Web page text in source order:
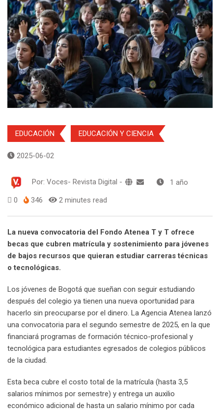
EDUCACIÓN EDUCACIÓN Y CIENCIA
2025-06-02
Por: Voces- Revista Digital - 1 año
0 346 2 minutes read
La nueva convocatoria del Fondo Atenea T y T ofrece
becas que cubren matrícula y sostenimiento para jóvenes
de bajos recursos que quieran estudiar carreras técnicas
o tecnológicas.
Los jóvenes de Bogotá que sueñan con seguir estudiando
después del colegio ya tienen una nueva oportunidad para
hacerlo sin preocuparse por el dinero. La Agencia Atenea lanzó
una convocatoria para el segundo semestre de 2025, en la que
financiará programas de formación técnico-profesional y
tecnológica para estudiantes egresados de colegios públicos
de la ciudad.
Esta beca cubre el costo total de la matrícula (hasta 3,5
salarios mínimos por semestre) y entrega un auxilio
económico adicional de hasta un salario mínimo por cada